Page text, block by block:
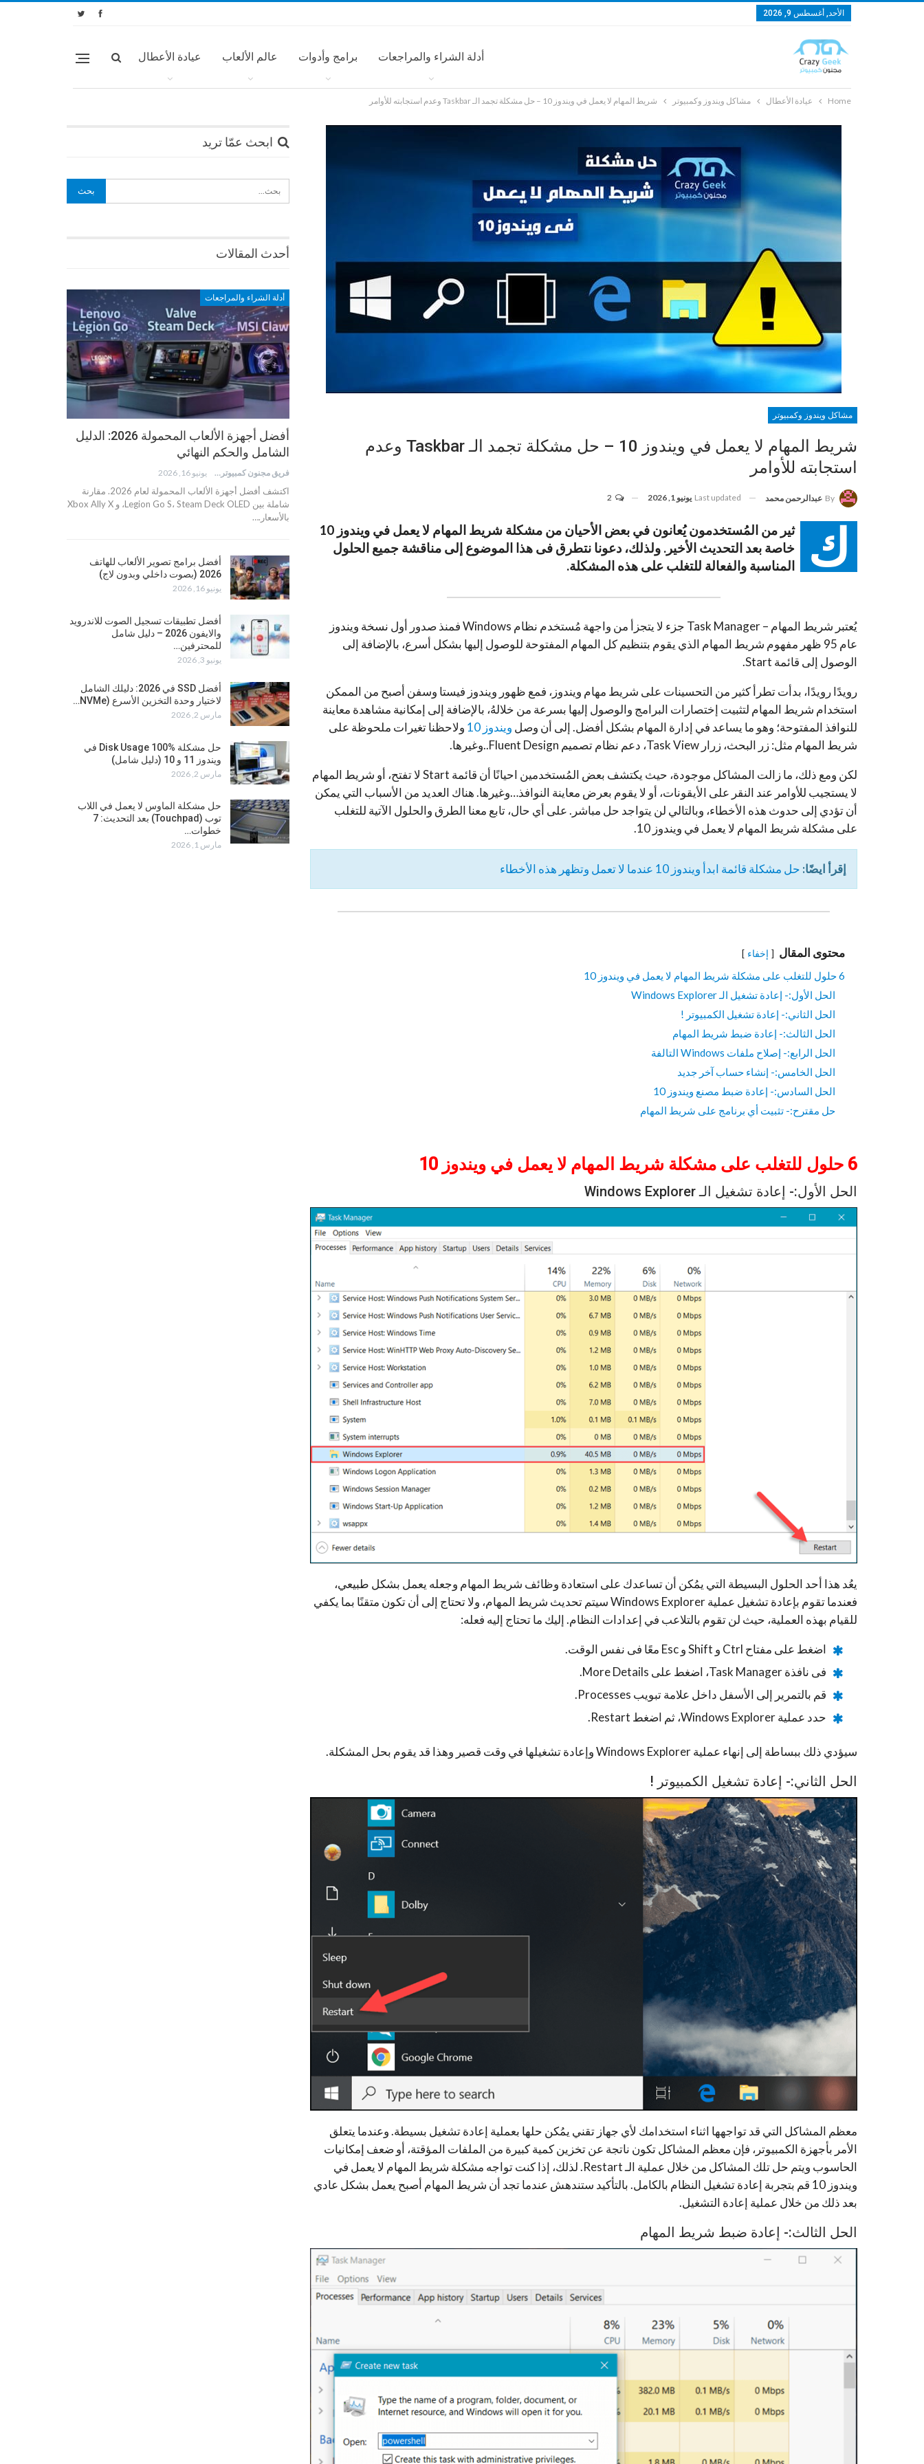
الأحد, أغسطس 9, 2026
أدلة الشراء والمراجعات برامج وأدوات عالم الألعاب عيادة الأعطال
Home عيادة الأعطال مشاكل ويندوز وكمبيوتر شريط المهام لا يعمل في ويندوز 10 – حل مشكلة تجمد الـ Taskbar وعدم استجابته للأوامر
مشاكل ويندوز وكمبيوتر
شريط المهام لا يعمل في ويندوز 10 – حل مشكلة تجمد الـ Taskbar وعدم
استجابته للأوامر
By عبدالرحمن محمد Last updated يونيو 1, 2026
ك
ثير من المُستخدمون يُعانون في بعض الأحيان من مشكلة شريط المهام لا يعمل في ويندوز 10
خاصة بعد التحديث الأخير. ولذلك، دعونا نتطرق فى هذا الموضوع إلى مناقشة جميع الحلول
المناسبة والفعالة للتغلب على هذه المشكلة.
يُعتبر شريط المهام – Task Manager جزء لا يتجزأ من واجهة مُستخدم نظام Windows فمنذ صدور أول نسخة ويندوز
عام 95 ظهر مفهوم شريط المهام الذي يقوم بتنظيم كل المهام المفتوحة للوصول إليها بشكل أسرع، بالإضافة إلى
الوصول إلى قائمة Start.
رويدًا رويدًا، بدأت تطرأ كثير من التحسينات على شريط مهام ويندوز، فمع ظهور ويندوز فيستا وسفن أصبح من الممكن
استخدام شريط المهام لتثبيت إختصارات البرامج والوصول إليها بسرعة من خلالهُ، بالإضافة إلى إمكانية مشاهدة معاينة
للنوافذ المفتوحة؛ وهو ما يساعد في إدارة المهام بشكل أفضل. إلى أن وصل ويندوز 10
ولاحظنا تغيرات ملحوظة على
شريط المهام مثل: زر البحث، زرار Task View، دعم نظام تصميم Fluent Design..وغيرها.
لكن ومع ذلك، ما زالت المشاكل موجودة، حيث يكتشف بعض المُستخدمين احيانًا أن قائمة Start لا تفتح، أو شريط المهام
لا يستجيب للأوامر عند النقر على الأيقونات، أو لا يقوم بعرض معاينة النوافذ…وغيرها. هناك العديد من الأسباب التي يمكن
أن تؤدي إلى حدوث هذه الأخطاء، وبالتالي لن يتواجد حل مباشر. على أي حال، تابع معنا الطرق والحلول الآتية للتغلب
على مشكلة شريط المهام لا يعمل في ويندوز 10.
إقرأ ايضًا: حل مشكلة قائمة ابدأ ويندوز 10 عندما لا تعمل وتظهر هذه الأخطاء
محتوى المقال إخفاء
6 حلول للتغلب على مشكلة شريط المهام لا يعمل في ويندوز 10
الحل الأول:- إعادة تشغيل الـ Windows Explorer
الحل الثاني:- إعادة تشغيل الكمبيوتر !
الحل الثالث:- إعادة ضبط شريط المهام
الحل الرابع:- إصلاح ملفات Windows التالفة
الحل الخامس:- إنشاء حساب آخر جديد
الحل السادس:- إعادة ضبط مصنع ويندوز 10
حل مقترح:- تثبيت أي برنامج على شريط المهام
6 حلول للتغلب على مشكلة شريط المهام لا يعمل في ويندوز 10
الحل الأول:- إعادة تشغيل الـ Windows Explorer
يعُد هذا أحد الحلول البسيطة التي يمُكن أن تساعدك على استعادة وظائف شريط المهام وجعله يعمل بشكل طبيعي،
فعندما تقوم بإعادة تشغيل عملية Windows Explorer سيتم تحديث شريط المهام، ولا تحتاج إلى أن تكون متقنًا بما يكفي
للقيام بهذه العملية، حيث لن تقوم بالتلاعب في إعدادات النظام. إليك ما تحتاج إليه فعله:
اضغط على مفتاح Ctrl و Shift و Esc معًا فى نفس الوقت.
فى نافذة Task Manager، اضغط على More Details.
قم بالتمرير إلى الأسفل داخل علامة تبويب Processes.
حدد عملية Windows Explorer، ثم اضغط Restart.
سيؤدي ذلك ببساطة إلى إنهاء عملية Windows Explorer وإعادة تشغيلها في وقت قصير وهذا قد يقوم بحل المشكلة.
الحل الثاني:- إعادة تشغيل الكمبيوتر !
معظم المشاكل التي قد تواجهها اثناء استخدامك لأي جهاز تقني يمُكن حلها بعملية إعادة تشغيل بسيطة. وعندما يتعلق
الأمر بأجهزة الكمبيوتر، فإن معظم المشاكل تكون ناتجة عن تخزين كمية كبيرة من الملفات المؤقتة، أو ضعف إمكانيات
الحاسوب ويتم حل تلك المشاكل من خلال عملية الـ Restart. لذلك، إذا كنت تواجه مشكلة شريط المهام لا يعمل في
ويندوز 10 قم بتجربة إعادة تشغيل النظام بالكامل. بالتأكيد ستندهش عندما تجد أن شريط المهام أصبح يعمل بشكل عادي
بعد ذلك من خلال عملية إعادة التشغيل.
الحل الثالث:- إعادة ضبط شريط المهام
ابحث عمّا تريد
أحدث المقالات
أدلة الشراء والمراجعات
أفضل أجهزة الألعاب المحمولة 2026: الدليل
الشامل والحكم النهائي
فريق مجنون كمبيوتر يونيو 16, 2026
اكتشف أفضل أجهزة الألعاب المحمولة لعام 2026. مقارنة
شاملة بين Legion Go S، Steam Deck OLED، و Xbox Ally X
بالأسعار.…
أفضل برامج تصوير الألعاب للهاتف
2026 (بصوت داخلي وبدون لاج)
يونيو 16, 2026
أفضل تطبيقات تسجيل الصوت للاندرويد
والايفون 2026 – دليل شامل
للمحترفين…
يونيو 3, 2026
أفضل SSD في 2026: دليلك الشامل
لاختيار وحدة التخزين الأسرع (NVMe…
مارس 2, 2026
حل مشكلة Disk Usage 100% في
ويندوز 11 و 10 (دليل شامل)
مارس 2, 2026
حل مشكلة الماوس لا يعمل في اللاب
توب (Touchpad) بعد التحديث: 7
خطوات…
مارس 1, 2026